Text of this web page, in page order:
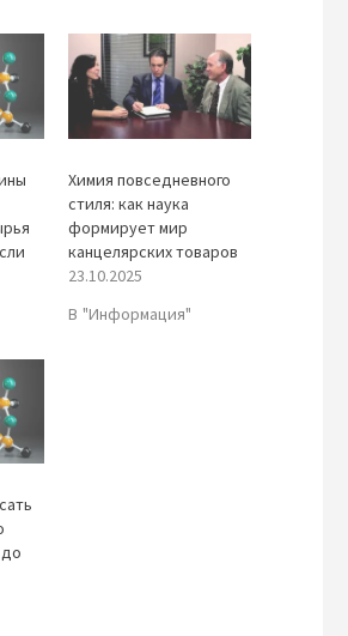
Химия повседневного
стиля: как наука
формирует мир
канцелярских товаров
23.10.2025
В "Информация"